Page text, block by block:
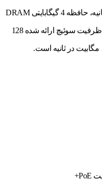
از پهنای باند قابل استک 160 گیگابیت در ثانیه، حافظه 4 گیگابایتی DRAM
و حافظه فلش 4 گیگابایتی استفاده کنید. ظرفیت سوئیچ ارائه شده 128